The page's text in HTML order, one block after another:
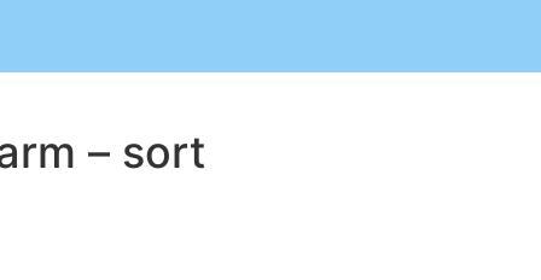
– sort